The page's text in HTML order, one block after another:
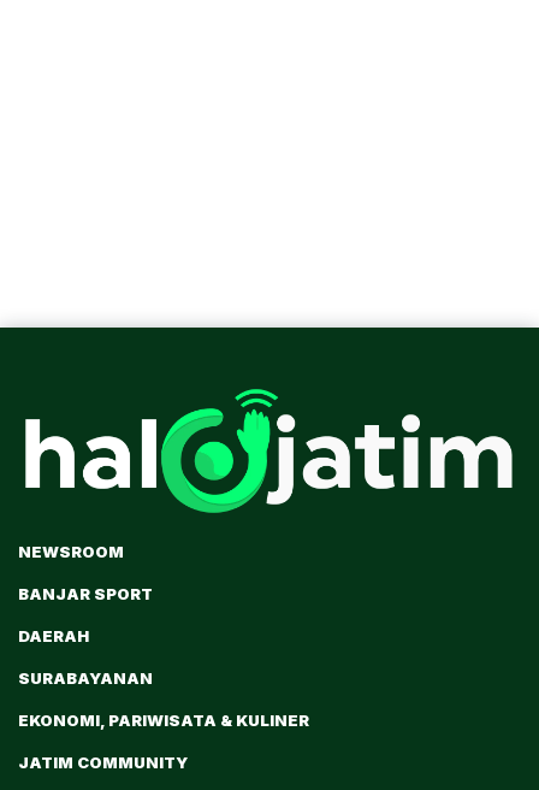
NEWSROOM
BANJAR SPORT
DAERAH
SURABAYANAN
EKONOMI, PARIWISATA & KULINER
JATIM COMMUNITY